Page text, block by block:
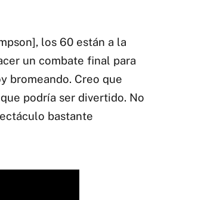
los 60 están a la
un combate final para
bromeando. Creo que
podría ser divertido. No
bastante